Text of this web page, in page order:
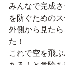
みんなで完成
を防ぐためのス
外側から見た
た！
これで空を飛